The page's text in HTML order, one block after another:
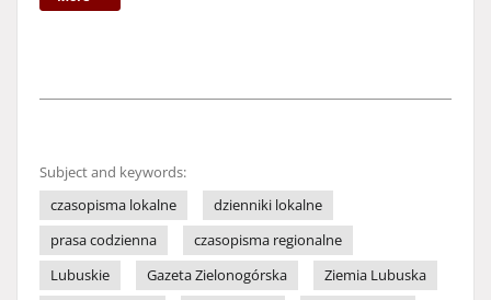
Subject and keywords:
czasopisma lokalne
dzienniki lokalne
prasa codzienna
czasopisma regionalne
Lubuskie
Gazeta Zielonogórska
Ziemia Lubuska